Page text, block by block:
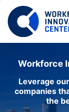
Workforce
Leverage
companies
the